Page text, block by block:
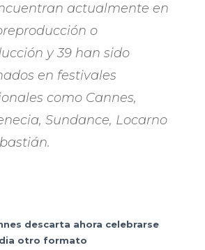
actualmente en
o
y 39 han sido
en festivales
como Cannes,
Sundance, Locarno
descarta ahora celebrarse
otro formato